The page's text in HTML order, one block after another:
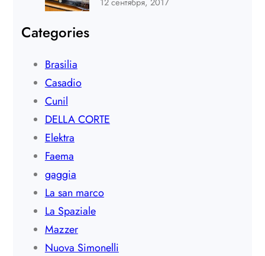
Categories
Brasilia
Casadio
Cunil
DELLA CORTE
Elektra
Faema
gaggia
La san marco
La Spaziale
Mazzer
Nuova Simonelli